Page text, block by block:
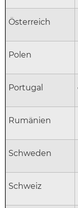
Österreich
Polen
Portugal
Rumänien
Schweden
Schweiz